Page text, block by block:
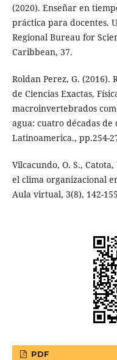
(2020). Enseñar en
práctica para docentes.
Regional Bureau for
Caribbean, 37.
Roldan Perez, G. (2016).
de Ciencias Exactas,
macroinvertebrados
agua: cuatro décadas
Latinoamerica., pp.254-
Vilcacundo, O. S.,
el clima organizacional
Aula virtual, 3(8), 142-
PDF